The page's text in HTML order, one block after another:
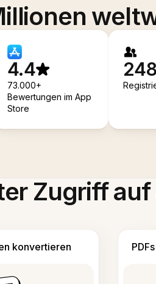
4.4
73.000+
Bewertungen im App
Store
Zugriff
konvertieren